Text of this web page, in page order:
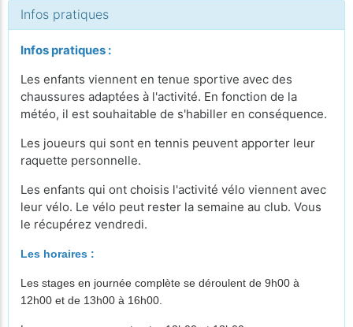
Infos pratiques
Infos pratiques :
Les enfants viennent en tenue sportive avec des
chaussures adaptées à l'activité. En fonction de la
météo, il est souhaitable de s'habiller en conséquence.
Les joueurs qui sont en tennis peuvent apporter leur
raquette personnelle.
Les enfants qui ont choisis l'activité vélo viennent avec
leur vélo. Le vélo peut rester la semaine au club. Vous
le récupérez vendredi.
Les horaires :
Les stages en journée complète se déroulent de 9h00 à
12h00 et de 13h00 à 16h00.